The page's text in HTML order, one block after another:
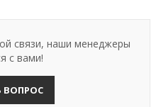
связи, наши менеджеры
с вами!
ВОПРОС